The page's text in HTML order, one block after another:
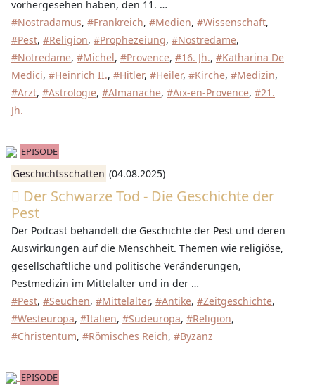
vorhergesehen haben, den 11. …
#Nostradamus, #Frankreich, #Medien, #Wissenschaft,
#Pest, #Religion, #Prophezeiung, #Nostredame,
#Notredame, #Michel, #Provence, #16. Jh., #Katharina De
Medici, #Heinrich II., #Hitler, #Heiler, #Kirche, #Medizin,
#Arzt, #Astrologie, #Almanache, #Aix-en-Provence, #21.
Jh.
EPISODE
Geschichtsschatten (04.08.2025)
Der Schwarze Tod - Die Geschichte der
Pest
Der Podcast behandelt die Geschichte der Pest und deren
Auswirkungen auf die Menschheit. Themen wie religiöse,
gesellschaftliche und politische Veränderungen,
Pestmedizin im Mittelalter und in der …
#Pest, #Seuchen, #Mittelalter, #Antike, #Zeitgeschichte,
#Westeuropa, #Italien, #Südeuropa, #Religion,
#Christentum, #Römisches Reich, #Byzanz
EPISODE